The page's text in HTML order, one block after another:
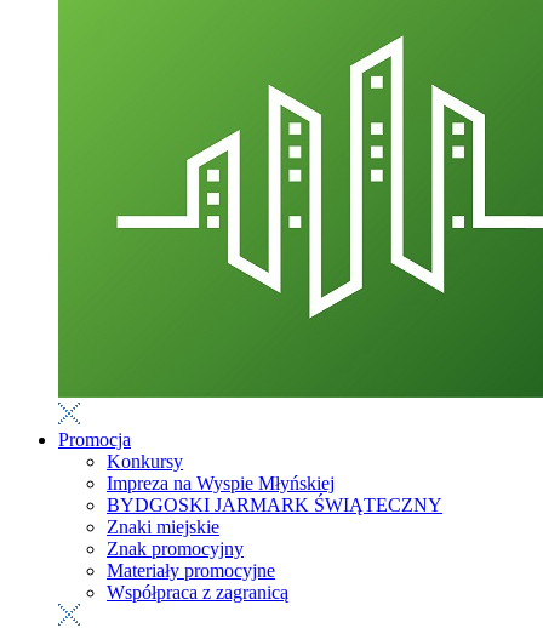
Promocja
Konkursy
Impreza na Wyspie Młyńskiej
BYDGOSKI JARMARK ŚWIĄTECZNY
Znaki miejskie
Znak promocyjny
Materiały promocyjne
Współpraca z zagranicą